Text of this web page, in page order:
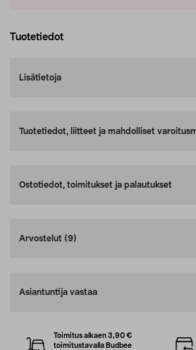
Tuotetiedot
Lisätietoja
Tuotetiedot, liitteet ja mahdolliset
Ostotiedot, toimitukset ja palautukset
Arvostelut (9)
Asiantuntija vastaa
Toimitus alkaen 3,90 €
toimitustavalla Budbee